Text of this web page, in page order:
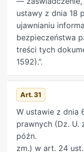
radców
którzy w tym
dyscyplinarnemu.
się odpowiednio.
pełniące funkcje
lustracyjnego,
orzeczeniem
złożenia
14) Utracił moc
wymienionych w
podstawie
rozumieniu art.
Instytutu Pamięci
pozbawienia
Jeżeli
zostały
udziale w
związku z jego
bezpieczeństwa
pozbawienia
Rozdział 6
Art. 30 –55.
przejściowe i
ustawy z dnia 18
ujawnianiu
bezpieczeństwa
treści tych
1592).”.
Art. 31
W ustawie z dnia
prawnych (Dz. U.
późn.
zm.) w art. 24